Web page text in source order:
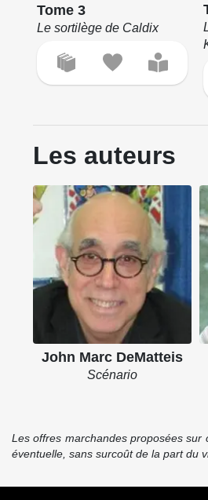
Tome 3
Le sortilège de Caldix
Les auteurs
John Marc DeMatteis
Scénario
Les offres marchandes proposées
éventuelle, sans surcoût de la part du